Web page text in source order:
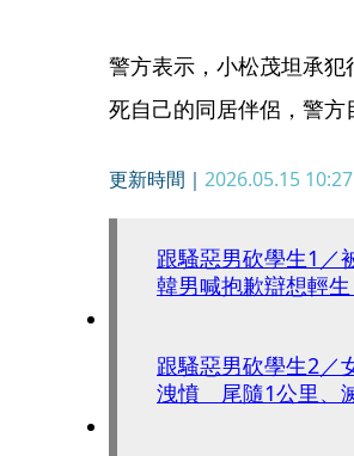
警方表示，小松茂坦承
死自己的同居伴侶，警方
更新時間｜ 2026.05.15 10:27
跟騷惡男砍學生1／
韓男喊抱歉辯想輕生
跟騷惡男砍學生2／
洩憤 尾隨1公里、